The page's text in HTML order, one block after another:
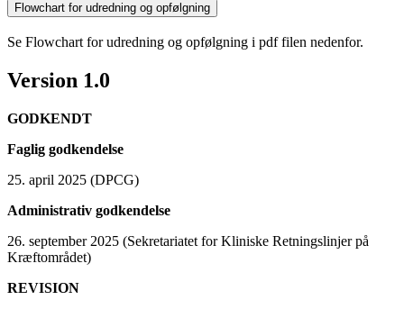
Flowchart for udredning og opfølgning
Se Flowchart for udredning og opfølgning i pdf filen nedenfor.
Version 1.0
GODKENDT
Faglig godkendelse
25. april 2025 (DPCG)
Administrativ godkendelse
26. september 2025 (Sekretariatet for Kliniske Retningslinjer på
Kræftområdet)
REVISION